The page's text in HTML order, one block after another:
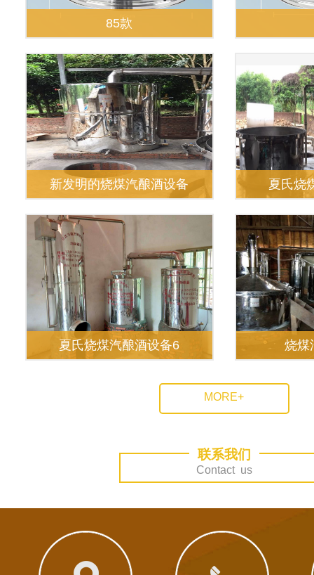
85款
新发明的烧煤汽酿酒设备 夏氏烧
夏氏烧煤汽酿酒设备6 烧煤
MORE+
联系我们
Contact us